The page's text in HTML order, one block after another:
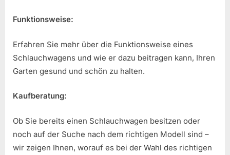
Funktionsweise:
Erfahren Sie mehr über die Funktionsweise eines
Schlauchwagens und wie er dazu beitragen kann, Ihren
Garten gesund und schön zu halten.
Kaufberatung:
Ob Sie bereits einen Schlauchwagen besitzen oder
noch auf der Suche nach dem richtigen Modell sind –
wir zeigen Ihnen, worauf es bei der Wahl des richtigen